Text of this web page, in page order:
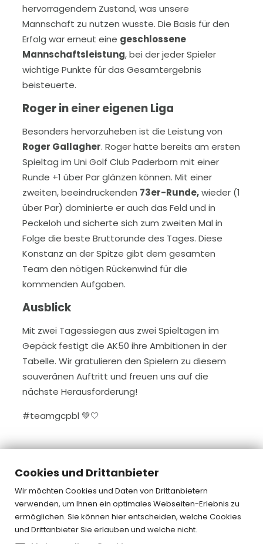
Cookies und Drittanbieter
Wir möchten Cookies und Daten von Drittanbietern
verwenden, um Ihnen ein optimales Webseiten-Erlebnis zu
ermöglichen. Sie können hier entscheiden, welche Cookies
und Drittanbieter Sie erlauben und welche nicht.
hervorragendem Zustand, was unsere
Mannschaft zu nutzen wusste. Die Basis für den
Erfolg war erneut eine geschlossene
Mannschaftsleistung, bei der jeder Spieler
wichtige Punkte für das Gesamtergebnis
beisteuerte.
Roger in einer eigenen Liga
Besonders hervorzuheben ist die Leistung von
Roger Gallagher. Roger hatte bereits am ersten
Spieltag im Uni Golf Club Paderborn mit einer
Runde +1 über Par glänzen können. Mit einer
zweiten, beeindruckenden 73er-Runde,wieder (1
über Par) dominierte er auch das Feld und in
Peckeloh und sicherte sich zum zweiten Mal in
Folge die beste Bruttorunde des Tages. Diese
Konstanz an der Spitze gibt dem gesamten
Team den nötigen Rückenwind für die
kommenden Aufgaben.
Ausblick
Mit zwei Tagessiegen aus zwei Spieltagen im
Gepäck festigt die AK50 ihre Ambitionen in der
Tabelle. Wir gratulieren den Spielern zu diesem
souveränen Auftritt und freuen uns auf die
nächste Herausforderung!
#teamgcpbl 💚🤍